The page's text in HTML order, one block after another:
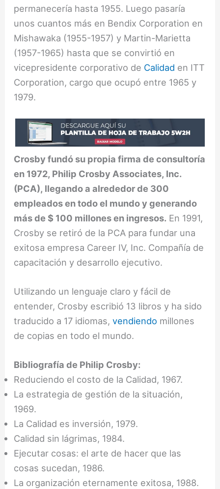
permanecería hasta 1955. Luego pasaría
unos cuantos más en Bendix Corporation en
Mishawaka (1955-1957) y Martin-Marietta
(1957-1965) hasta que se convirtió en
vicepresidente corporativo de Calidad en ITT
Corporation, cargo que ocupó entre 1965 y
1979.
Crosby fundó su propia firma de consultoría
en 1972, Philip Crosby Associates, Inc.
(PCA), llegando a alrededor de 300
empleados en todo el mundo y generando
más de $ 100 millones en ingresos. En 1991,
Crosby se retiró de la PCA para fundar una
exitosa empresa Career IV, Inc. Compañía de
capacitación y desarrollo ejecutivo.
Utilizando un lenguaje claro y fácil de
entender, Crosby escribió 13 libros y ha sido
traducido a 17 idiomas, vendiendo millones
de copias en todo el mundo.
Bibliografía de Philip Crosby:
Reduciendo el costo de la Calidad, 1967.
La estrategia de gestión de la situación,
1969.
La Calidad es inversión, 1979.
Calidad sin lágrimas, 1984.
Ejecutar cosas: el arte de hacer que las
cosas sucedan, 1986.
La organización eternamente exitosa, 1988.